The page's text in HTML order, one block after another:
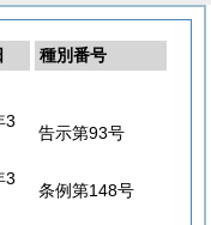
種別番号
3
告示第93号
3
条例第148号